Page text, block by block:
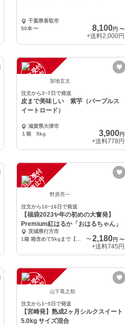
千葉県香取市
50本 〜 8,100円〜
+送料2,000円
注
文
受
付
停
止
中 加地玄太
注文から3~7日で発送
皮まで美味しい 紫芋（パープルス
イートロード）
滋賀県大津市
１箱 5kg
3,900円
+送料778円
注
文
受
付
停
止
中
野原亮一
注文から10~16日で発送
【福袋2023✨年の初めの大奮発】
Premium紅はるか「おはるちゃん」
茨城県行方市
〜 2,180円〜
+送料745円
注
文
受
付
停
止
中 山下竜之助
注文から1~5日で発送
【宮崎発】熟成2ヶ月シルクスイート
5.0kg サイズ混合